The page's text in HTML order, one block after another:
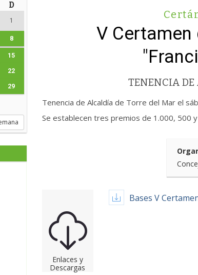
D
1
8
15
22
29
V
TENENCIA DE
Tenencia de Alcaldía de Torre del Mar el
Se establecen tres premios de 1.000, 500
Enlaces y
Descargas
Bases V